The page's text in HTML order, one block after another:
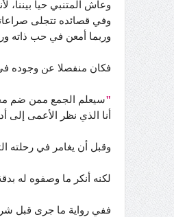
وعاش المتنبي حيا بيننا،
وفي قصائده تتجلى
وربما أمعن في حب ذاته
فكان منفصلا عن وجوده
"سيعلم الجمع ممن ضم
أنا الذي نظر الأعمى
وقبل أن يغامر في رحلته
لكنه أنكر ما وصفوه له
ففي رواية ما جرى قبل